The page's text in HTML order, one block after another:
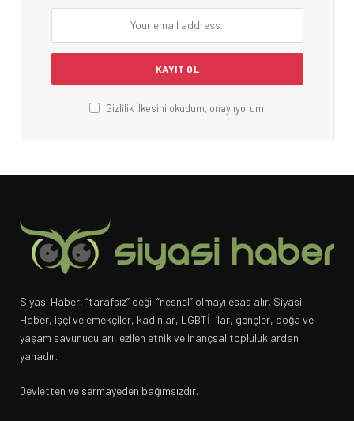
Gizlilik İlkesini okudum, onaylıyorum.
Siyasi Haber, “tarafsız” değil “nesnel” olmayı esas alır. Siyasi
Haber, işçi ve emekçiler, kadınlar, LGBTİ+’lar, gençler, doğa ve
yaşam savunucuları, ezilen etnik ve inançsal topluluklardan
yanadır.
Devletten ve sermayeden bağımsızdır.